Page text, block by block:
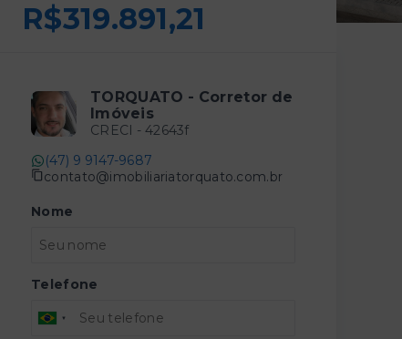
R$319.891,21
TORQUATO - Corretor de
Imóveis
CRECI - 42643f
(47) 9 9147-9687
contato@imobiliariatorquato.com.br
Nome
Telefone